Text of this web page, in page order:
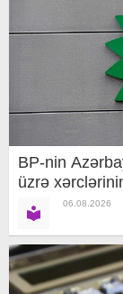
BP-nin
üzrə
06.08.2026